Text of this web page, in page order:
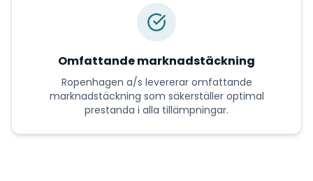
Omfattande marknadstäckning
Ropenhagen a/s levererar omfattande
marknadstäckning som säkerställer optimal
prestanda i alla tillämpningar.